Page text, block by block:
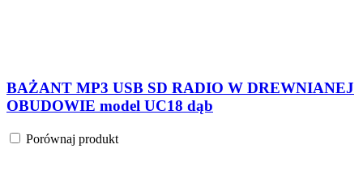
BAŻANT MP3 USB SD RADIO W DREWNIANEJ
OBUDOWIE model UC18 dąb
Porównaj produkt